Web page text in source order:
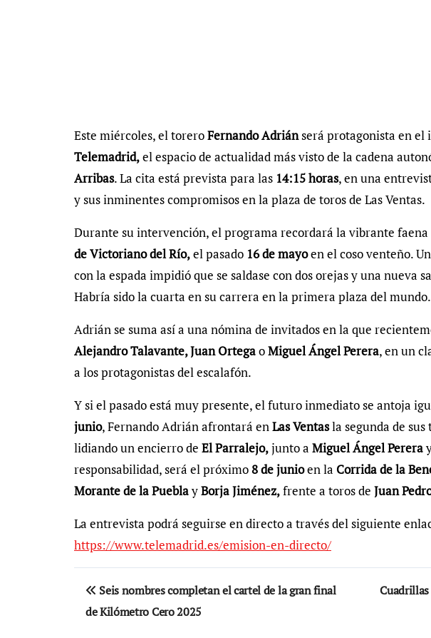
Este miércoles, el toreroFernando Adriánserá protagonista en el
Telemadrid,el espacio de actualidad más visto de la cadena
Arribas. La cita está prevista para las 14:15 horas, en una
y sus inminentes compromisos en la plaza de toros de Las Ventas.
Durante su intervención, el programa recordará la vibrante
de Victoriano del Río,el pasado 16 de mayoen el coso venteño.
con la espada impidió que se saldase con dos orejas y una nueva
Habría sido la cuarta en su carrera en la primera plaza del mundo.
Adrián se suma así a una nómina de invitados en la que
Alejandro Talavante, Juan OrtegaoMiguel Ángel Perera, en un
a los protagonistas del escalafón.
Y si el pasado está muy presente, el futuro inmediato se antoja
junio, Fernando Adrián afrontará enLas Ventasla segunda de
lidiando un encierro de El Parralejo,junto a Miguel Ángel Perera
responsabilidad, será el próximo8 de junioen la Corrida de la
Morante de la PueblayBorja Jiménez,frente a toros de Juan
La entrevista podrá seguirse en directo a través del siguiente
https://www.telemadrid.es/emision-en-directo/
Navegación
de
Seis nombres completan el cartel de la gran final
de Kilómetro Cero 2025